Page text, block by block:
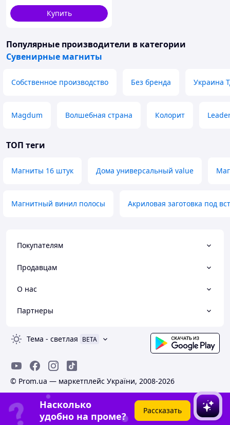
Купить
Популярные производители в категории
Сувенирные магниты
Собственное производство Без бренда Украина
Magdum Волшебная страна Колорит
ТОП теги
Магниты 16 штук Дома универсальный value
Магнитный винил полосы Акриловая заготовка под
Покупателям
Продавцам
О нас
Партнеры
Тема - светлая BETA
© Prom.ua — маркетплейс України, 2008-2026
Насколько
удобно на проме?
Рассказать